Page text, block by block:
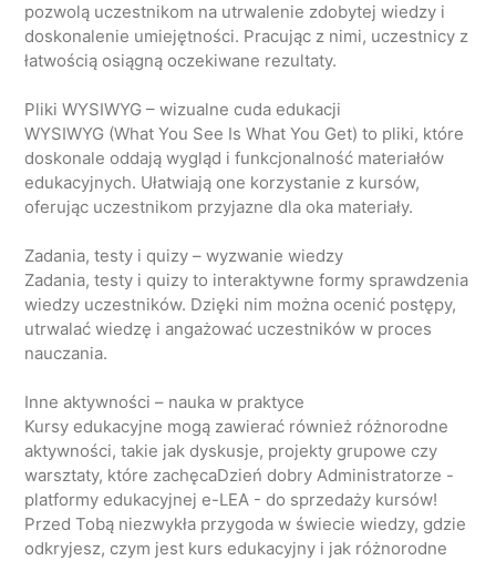
pozwolą uczestnikom na utrwalenie zdobytej wiedzy i
doskonalenie umiejętności. Pracując z nimi, uczestnicy z
łatwością osiągną oczekiwane rezultaty.
Pliki WYSIWYG – wizualne cuda edukacji
WYSIWYG (What You See Is What You Get) to pliki, które
doskonale oddają wygląd i funkcjonalność materiałów
edukacyjnych. Ułatwiają one korzystanie z kursów,
oferując uczestnikom przyjazne dla oka materiały.
Zadania, testy i quizy – wyzwanie wiedzy
Zadania, testy i quizy to interaktywne formy sprawdzenia
wiedzy uczestników. Dzięki nim można ocenić postępy,
utrwalać wiedzę i angażować uczestników w proces
nauczania.
Inne aktywności – nauka w praktyce
Kursy edukacyjne mogą zawierać również różnorodne
aktywności, takie jak dyskusje, projekty grupowe czy
warsztaty, które zachęcaDzień dobry Administratorze -
platformy edukacyjnej e-LEA - do sprzedaży kursów!
Przed Tobą niezwykła przygoda w świecie wiedzy, gdzie
odkryjesz, czym jest kurs edukacyjny i jak różnorodne